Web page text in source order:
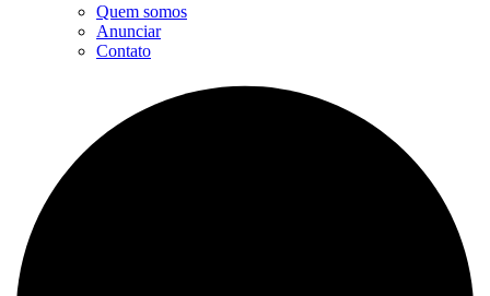
Quem somos
Anunciar
Contato